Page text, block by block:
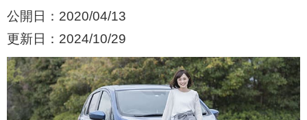
公開日： 2020/04/13
更新日： 2024/10/29